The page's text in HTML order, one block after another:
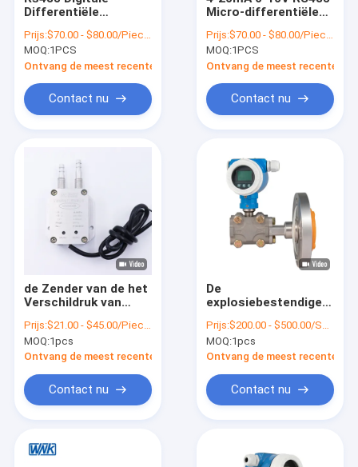
Differentiële
Airconditioning
Prijs:$70.00 - $80.00/Pieces
MOQ:1PCS
Ontvang de meest recente Prijs
Contact nu
Micro-differentiële
HVAC-ventilatie
Prijs:$70.00 - $80.00/Pieces
MOQ:1PCS
Ontvang de meest recente
Contact nu
de Zender van de het
Verschildruk van
het Meetinstrument
van de Winddruk
Prijs:$21.00 - $45.00/Pieces
MOQ:1pcs
Ontvang de meest recente Prijs
Contact nu
De
explosiebestendige
van de Drukzender 4-
20mA met Hert
Prijs:$200.00 - $500.00/Sets
MOQ:1pcs
Ontvang de meest recente
Contact nu